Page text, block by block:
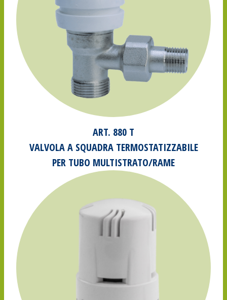
ART. 880 T
VALVOLA A SQUADRA TERMOSTATIZZABILE
PER TUBO MULTISTRATO/RAME